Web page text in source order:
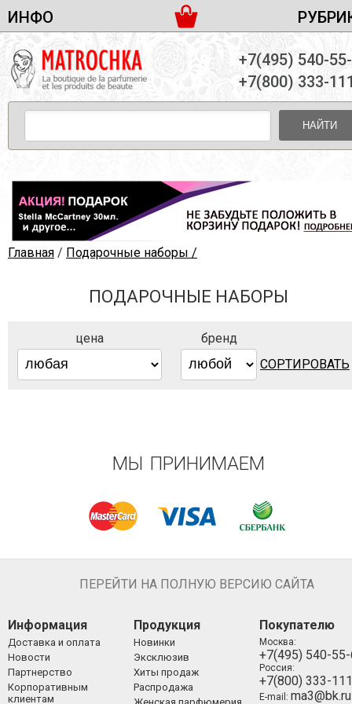
ИНФО
ДОСТАВКА И ОПЛАТА
ПАРТНЕРСТВО
КОНТАКТЫ
ЖЕНСКАЯ ПАРФЮМЕРИЯ
МУЖСКАЯ ПАРФЮМЕРИЯ
УНИСЕКС ПАРФЮМЕРИЯ
ЖЕНСКИЕ НАБОРЫ
МУЖСКИЕ НАБОРЫ
УНИСЕКС НАБОРЫ
УХОД ЗА ЛИЦОМ
УХОД ЗА ТЕЛОМ
ДЕКОРАТИВНАЯ КОСМЕТИКА
+7(495) 540-
+7(800) 333-
НАЙТИ
Главная / Подарочные наборы /
ПОДАРОЧНЫЕ НАБОРЫ
цена
бренд
СОРТИРОВАТЬ
МЫ ПРИНИМАЕМ
ПЕРЕЙТИ НА ПОЛНУЮ ВЕРСИЮ САЙТА
Информация
Доставка и оплата
Новости
Партнерство
Корпоративным
клиентам
Продукция
Новинки
Эксклюзив
Хиты продаж
Распродажа
Покупателю
Москва:
+7(495) 540-
Россия:
+7(800) 333-
E-mail: ma3@bk.ru